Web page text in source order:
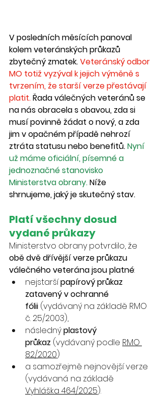
V posledních měsících panoval
kolem veteránských průkazů
zbytečný zmatek. Veteránský odbor
MO totiž vyzýval k jejich výměně s
tvrzením, že starší verze přestávají
platit. Řada válečných veteránů se
na nás obracela s obavou, zda si
musí povinně žádat o nový, a zda
jim v opačném případě nehrozí
ztráta statusu nebo benefitů. Nyní
už máme oficiální, písemné a
jednoznačné stanovisko
Ministerstva obrany. Níže
shrnujeme, jaký je skutečný stav.
Platí všechny dosud
vydané průkazy
Ministerstvo obrany potvrdilo, že
obě dvě dřívější verze průkazu
válečného veterána jsou platné:
nejstarší papírový průkaz
zatavený v ochranné
fólii (vydávaný na základě RMO
č. 25/2003),
následný plastový
průkaz (vydávaný podle RMO
82/2020)
a samozřejmě nejnovější verze
(vydávaná na základě
Vyhláška 464/2025).